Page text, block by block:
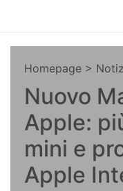
Homepage >
Nuovo
Apple:
mini e
Apple